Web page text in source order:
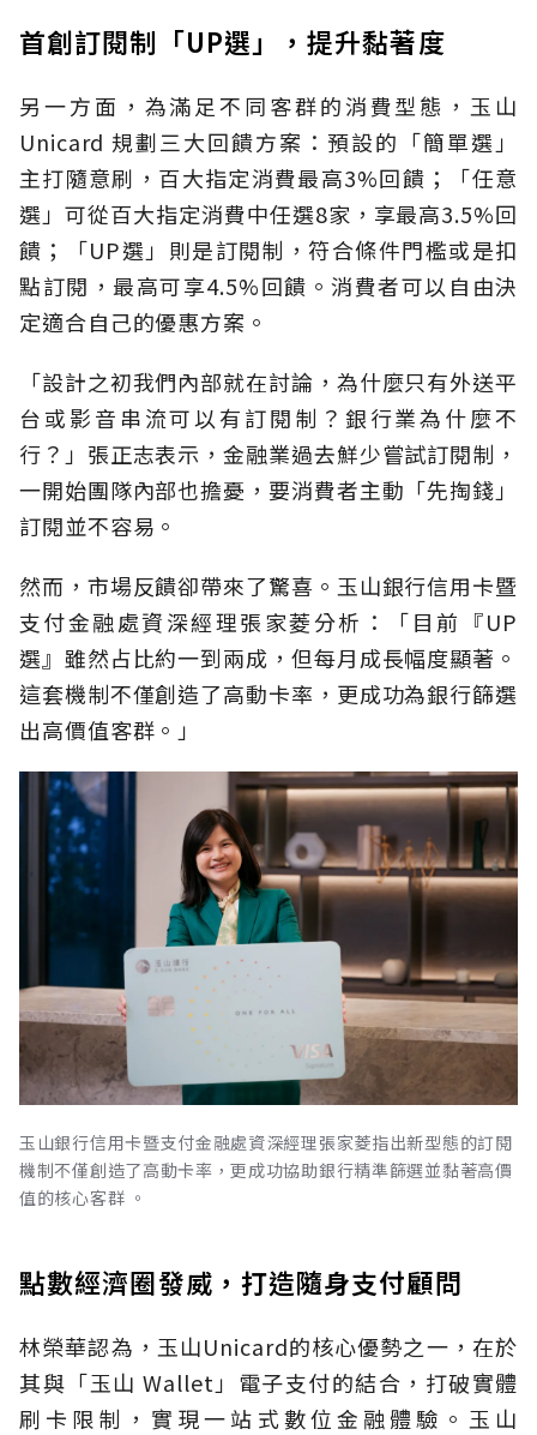
首創訂閱制「UP選」，提升黏著度
另一方面，為滿足不同客群的消費型態，玉山
Unicard 規劃三大回饋方案：預設的「簡單選」
主打隨意刷，百大指定消費最高3%回饋；「任意
選」可從百大指定消費中任選8家，享最高3.5%回
饋；「UP選」則是訂閱制，符合條件門檻或是扣
點訂閱，最高可享4.5%回饋。消費者可以自由決
定適合自己的優惠方案。
「設計之初我們內部就在討論，為什麼只有外送平
台或影音串流可以有訂閱制？銀行業為什麼不
行？」張正志表示，金融業過去鮮少嘗試訂閱制，
一開始團隊內部也擔憂，要消費者主動「先掏錢」
訂閱並不容易。
然而，市場反饋卻帶來了驚喜。玉山銀行信用卡暨
支付金融處資深經理張家菱分析：「目前『UP
選』雖然占比約一到兩成，但每月成長幅度顯著。
這套機制不僅創造了高動卡率，更成功為銀行篩選
出高價值客群。」
玉山銀行信用卡暨支付金融處資深經理張家菱指出新型態的訂閱
機制不僅創造了高動卡率，更成功協助銀行精準篩選並黏著高價
值的核心客群 。
點數經濟圈發威，打造隨身支付顧問
林榮華認為，玉山Unicard的核心優勢之一，在於
其與「玉山 Wallet」電子支付的結合，打破實體
刷卡限制，實現一站式數位金融體驗。玉山